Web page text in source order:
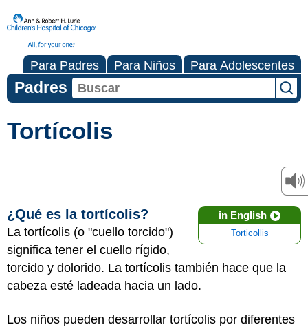
Para Padres Para Niños Para Adolescentes
Padres
Tortícolis
in English
Torticollis
¿Qué es la tortícolis?
La tortícolis (o "cuello torcido")
significa tener el cuello rígido,
torcido y dolorido. La tortícolis también hace que la
cabeza esté ladeada hacia un lado.
Los niños pueden desarrollar tortícolis por diferentes